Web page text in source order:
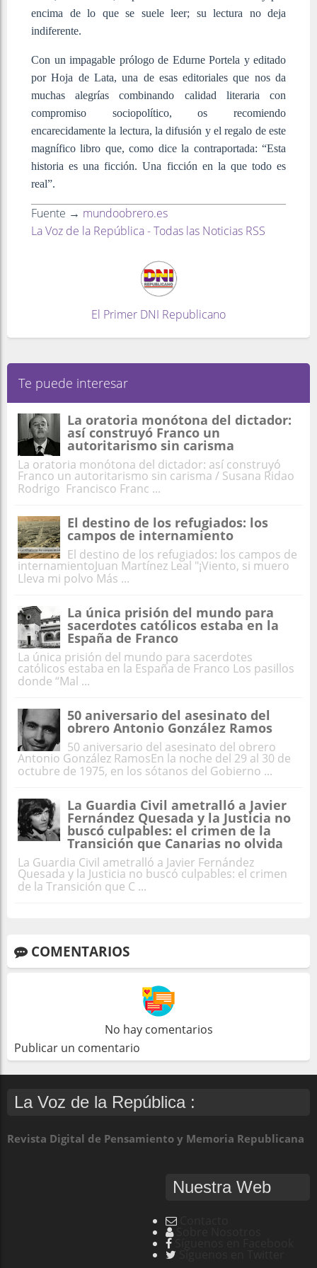
encima de lo que se suele leer; su lectura no deja
indiferente.
Con un impagable prólogo de Edurne Portela y editado
por Hoja de Lata, una de esas editoriales que nos da
muchas alegrías combinando calidad literaria con
compromiso sociopolítico, os recomiendo
encarecidamente la lectura, la difusión y el regalo de este
magnífico libro que, como dice la contraportada: “Esta
historia es una ficción. Una ficción en la que todo es
real”.
Fuente → mundoobrero.es
La Voz de la República - Todas las Noticias RSS
El Primer DNI Republicano
Te puede interesar
La oratoria monótona del dictador:
así construyó Franco un
autoritarismo sin carisma
La oratoria monótona del dictador: así construyó
Franco un autoritarismo sin carisma / Susana Ridao
Rodrigo Francisco Franc ...
El destino de los refugiados: los
campos de internamiento
El destino de los refugiados: los campos de
internamientoJuan Martínez Leal "¡Viento, si muero
Lleva mi polvo Más ...
La única prisión del mundo para
sacerdotes católicos estaba en la
España de Franco
La única prisión del mundo para sacerdotes
católicos estaba en la España de Franco Los pasillos
donde “Mal ...
50 aniversario del asesinato del
obrero Antonio González Ramos
50 aniversario del asesinato del obrero
Antonio González RamosEn la noche del 29 al 30 de
octubre de 1975, en los sótanos del Gobierno ...
La Guardia Civil ametralló a Javier
Fernández Quesada y la Justicia no
buscó culpables: el crimen de la
Transición que Canarias no olvida
La Guardia Civil ametralló a Javier Fernández
Quesada y la Justicia no buscó culpables: el crimen
de la Transición que C ...
COMENTARIOS
No hay comentarios
Publicar un comentario
La Voz de la República :
Revista Digital de Pensamiento y Memoria Republicana
Nuestra Web